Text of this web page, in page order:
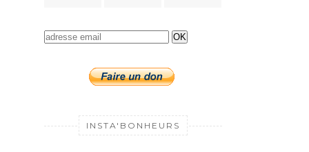
OK
INSTA'BONHEURS